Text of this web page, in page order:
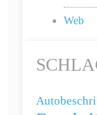
Web